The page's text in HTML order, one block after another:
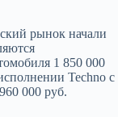
рынок начали
1 850 000
Techno с
000 руб.